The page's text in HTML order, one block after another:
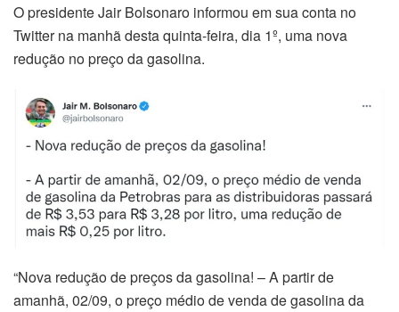
O presidente Jair Bolsonaro informou em sua conta no
Twitter na manhã desta quinta-feira, dia 1º, uma nova
redução no preço da gasolina.
“Nova redução de preços da gasolina! – A partir de
amanhã, 02/09, o preço médio de venda de gasolina da